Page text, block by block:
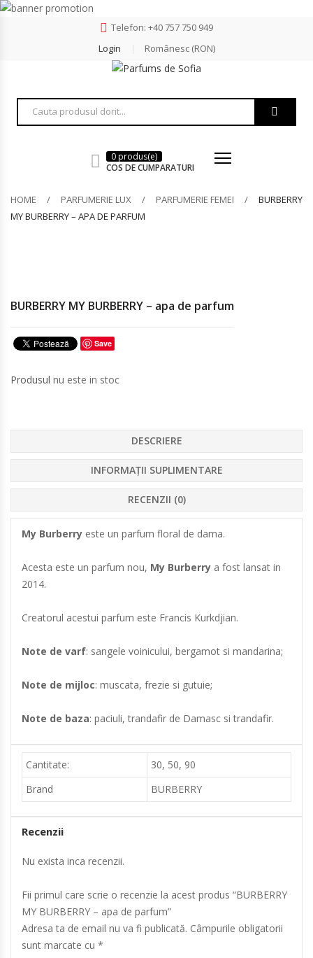
Telefon: +40 757 750 949
Login
Românesc (RON)
0 produs(e)
COS DE CUMPARATURI
HOME PARFUMERIE LUX PARFUMERIE FEMEI
BURBERRY
MY BURBERRY – APA DE PARFUM
BURBERRY MY BURBERRY – apa de parfum
Save
Produsul nu este in stoc
DESCRIERE
INFORMAȚII SUPLIMENTARE
RECENZII (0)
My Burberry este un parfum floral de dama.
Acesta este un parfum nou, My Burberry a fost lansat in
2014.
Creatorul acestui parfum este Francis Kurkdjian.
Note de varf: sangele voinicului, bergamot si mandarina;
Note de mijloc: muscata, frezie si gutuie;
Note de baza: paciuli, trandafir de Damasc si trandafir.
Cantitate:
30, 50, 90
Brand
BURBERRY
Recenzii
Nu exista inca recenzii.
Fii primul care scrie o recenzie la acest produs “BURBERRY
MY BURBERRY – apa de parfum”
Adresa ta de email nu va fi publicată. Câmpurile obligatorii
sunt marcate cu *